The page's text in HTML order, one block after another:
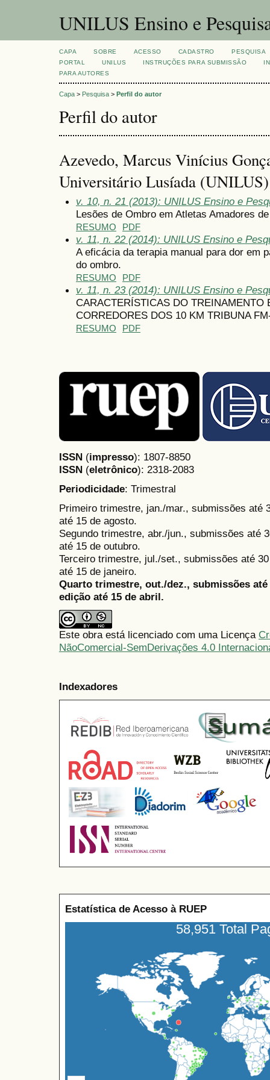
UNILUS Ensino e
CAPA SOBRE ACESSO CADASTRO
PESQUISA
PORTAL
UNILUS INSTRUÇÕES PARA SUBMISSÃO
PARA AUTORES
Capa > Pesquisa > Perfil do autor
Perfil do autor
Azevedo, Marcus Vinícius
Universitário Lusíada (UNILUS)
v. 10, n. 21 (2013): UNILUS Ensino e
Lesões de Ombro em Atletas Amadores
RESUMO PDF
v. 11, n. 22 (2014): UNILUS Ensino e
A eficácia da terapia manual para dor em
do ombro.
RESUMO PDF
v. 11, n. 23 (2014): UNILUS Ensino e
CARACTERÍSTICAS DO TREINAMENTO
CORREDORES DOS 10 KM TRIBUNA
RESUMO PDF
ISSN (impresso): 1807-8850
ISSN (eletrônico): 2318-2083
Periodicidade: Trimestral
Primeiro trimestre, jan./mar., submissões até
até 15 de agosto.
Segundo trimestre, abr./jun., submissões até
até 15 de outubro.
Terceiro trimestre, jul./set., submissões até
até 15 de janeiro.
Quarto trimestre, out./dez., submissões
edição até 15 de abril.
Este obra está licenciado com uma Licença
NãoComercial-SemDerivações 4.0
Indexadores
Estatística de Acesso à RUEP
58,951 Total